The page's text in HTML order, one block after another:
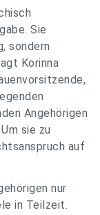
Sie
sondern
Korinna
Angehörigen
sie zu
auf
nur
in Teilzeit.